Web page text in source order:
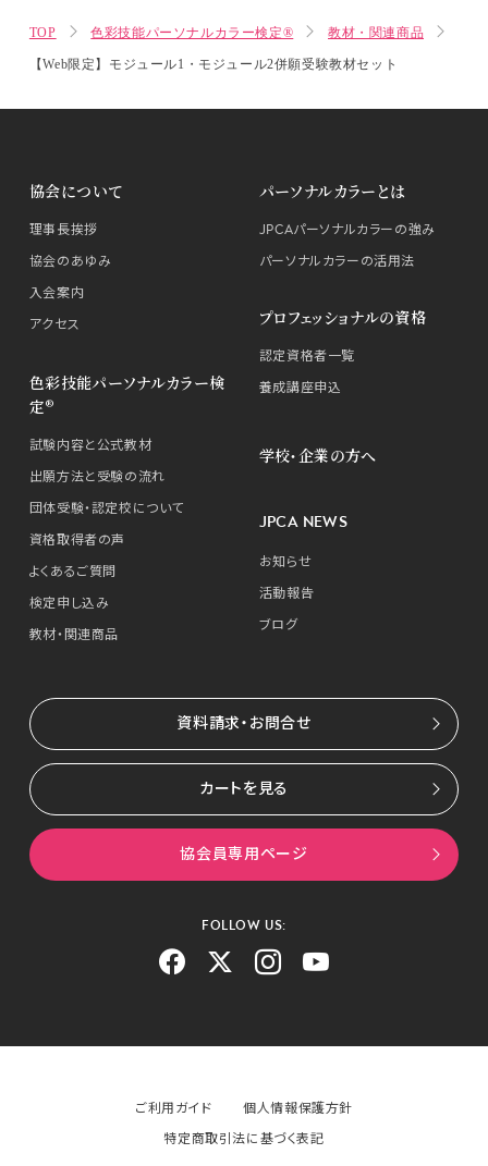
TOP 色彩技能パーソナルカラー検定® 教材・関連商品
【Web限定】モジュール1・モジュール2併願受験教材セット
協会について
理事長挨拶
協会のあゆみ
入会案内
アクセス
パーソナルカラーとは
JPCAパーソナルカラーの強み
パーソナルカラーの活用法
色彩技能パーソナルカラー検
定®
試験内容と公式教材
出願方法と受験の流れ
団体受験・認定校について
資格取得者の声
よくあるご質問
検定申し込み
教材・関連商品
プロフェッショナルの資格
認定資格者一覧
養成講座申込
学校・企業の方へ
JPCA NEWS
お知らせ
活動報告
ブログ
資料請求・お問合せ
カートを見る
協会員専用ページ
FOLLOW US:
ご利用ガイド
個人情報保護方針
特定商取引法に基づく表記